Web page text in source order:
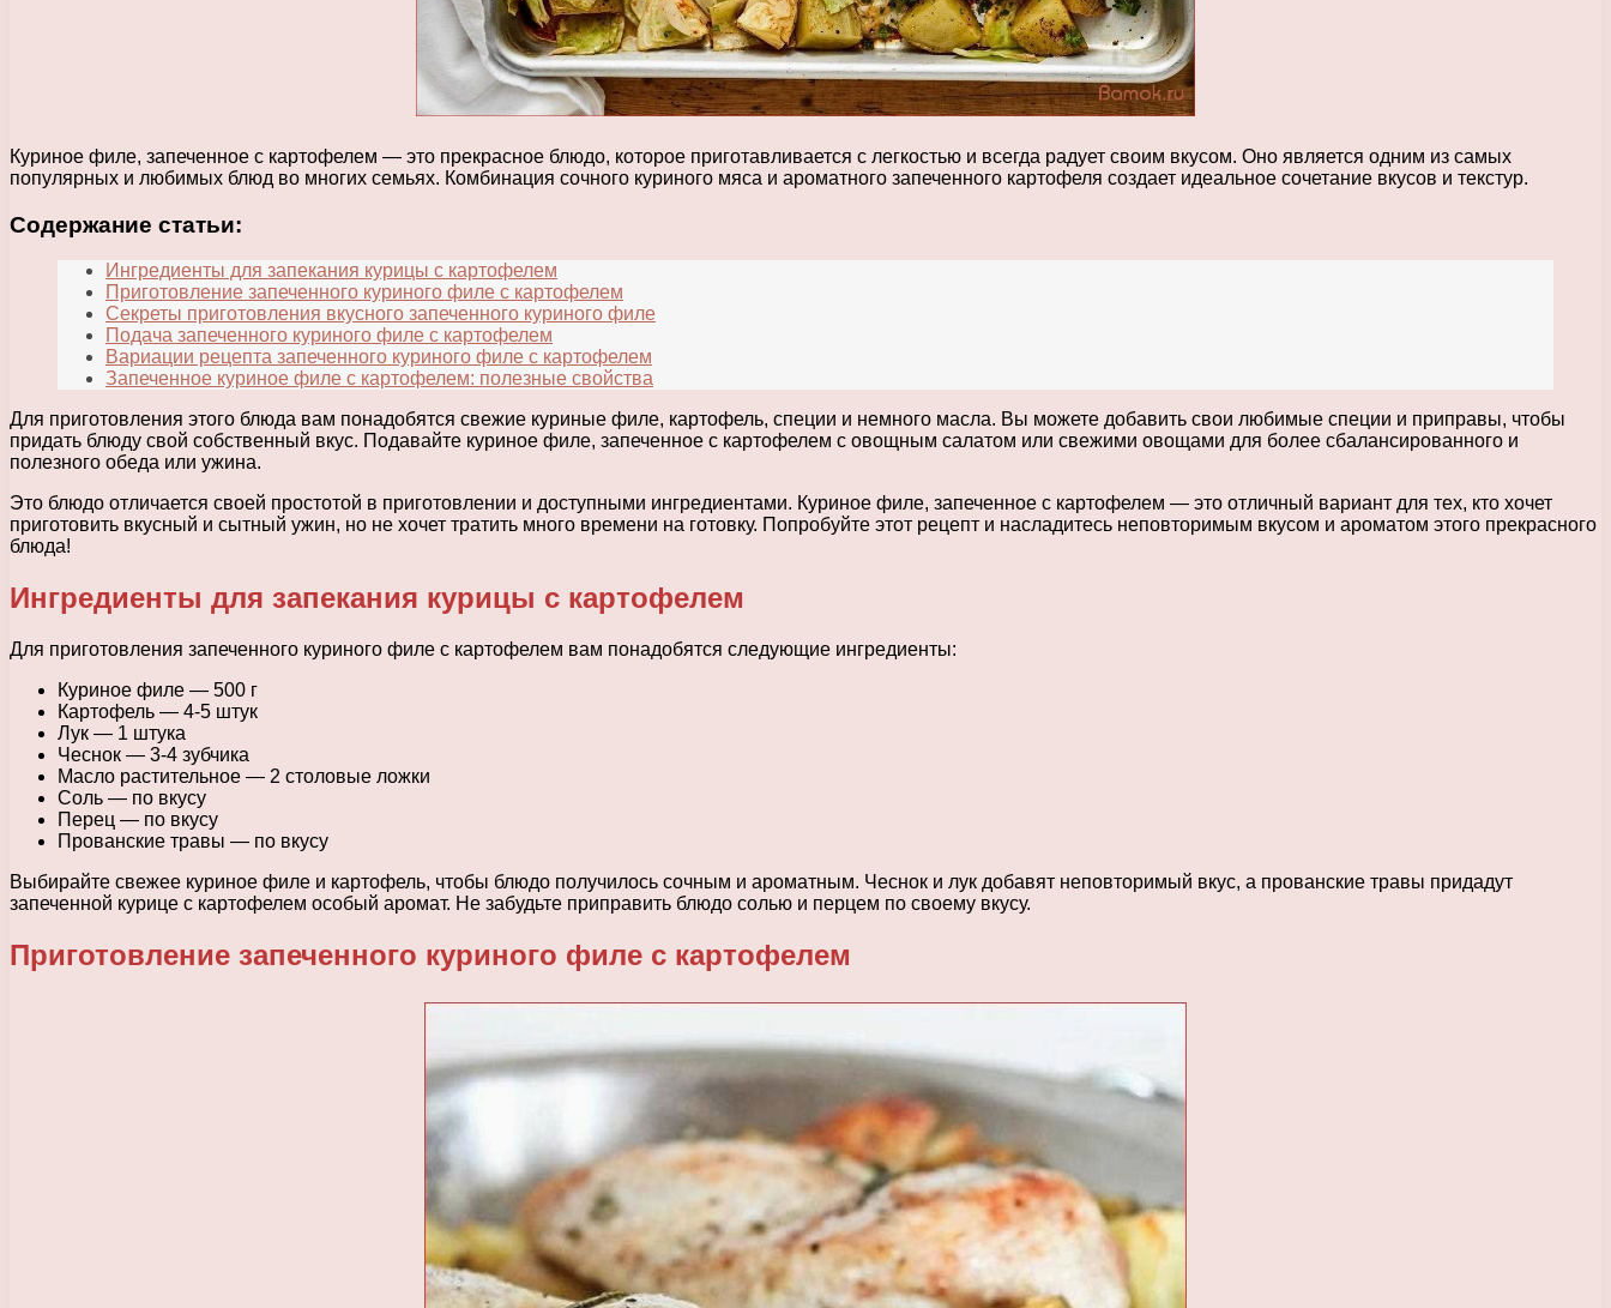
Куриное филе, запеченное с картофелем — это прекрасное блюдо, которое приготавливается с легкостью и всегда радует своим вкусом. Оно является одним из самых
популярных и любимых блюд во многих семьях. Комбинация сочного куриного мяса и ароматного запеченного картофеля создает идеальное сочетание вкусов и текстур.
Содержание статьи:
Ингредиенты для запекания курицы с картофелем
Приготовление запеченного куриного филе с картофелем
Секреты приготовления вкусного запеченного куриного филе
Подача запеченного куриного филе с картофелем
Вариации рецепта запеченного куриного филе с картофелем
Запеченное куриное филе с картофелем: полезные свойства
Для приготовления этого блюда вам понадобятся свежие куриные филе, картофель, специи и немного масла. Вы можете добавить свои любимые специи и приправы, чтобы
придать блюду свой собственный вкус. Подавайте куриное филе, запеченное с картофелем с овощным салатом или свежими овощами для более сбалансированного и
полезного обеда или ужина.
Это блюдо отличается своей простотой в приготовлении и доступными ингредиентами. Куриное филе, запеченное с картофелем — это отличный вариант для тех, кто хочет
приготовить вкусный и сытный ужин, но не хочет тратить много времени на готовку. Попробуйте этот рецепт и насладитесь неповторимым вкусом и ароматом этого прекрасного
блюда!
Ингредиенты для запекания курицы с картофелем
Для приготовления запеченного куриного филе с картофелем вам понадобятся следующие ингредиенты:
Куриное филе — 500 г
Картофель — 4-5 штук
Лук — 1 штука
Чеснок — 3-4 зубчика
Масло растительное — 2 столовые ложки
Соль — по вкусу
Перец — по вкусу
Прованские травы — по вкусу
Выбирайте свежее куриное филе и картофель, чтобы блюдо получилось сочным и ароматным. Чеснок и лук добавят неповторимый вкус, а прованские травы придадут
запеченной курице с картофелем особый аромат. Не забудьте приправить блюдо солью и перцем по своему вкусу.
Приготовление запеченного куриного филе с картофелем